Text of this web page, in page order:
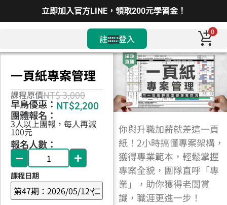
立即加入官方LINE，領取200元學習金！
註冊/登入
0
你與升職加薪就差這一頁
紙！2小時搞懂專案架構，
獲得專業範本，輕鬆掌握
專案全貌，團隊直呼「專
業」，助你獲得老闆賞
識，職涯更進一步！
一頁紙專案管理
課程原價NT$ 3,000
早鳥優惠： NT$2,200
團體報名：
3人以上團報，每人再減
100元
報名人數：
課程日期